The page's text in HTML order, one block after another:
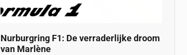
Nurburgring F1: De verraderlijke droom
van Marlène